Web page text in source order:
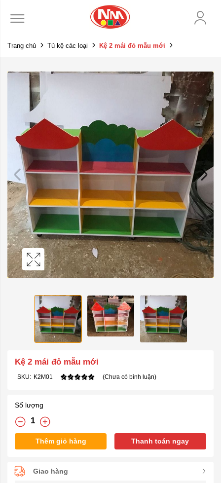
Trang chủ Tủ kệ các loại Kệ 2 mái đỏ mẫu mới
Kệ 2 mái đỏ mẫu mới
SKU: K2M01 (Chưa có bình luận)
Số lượng
Thêm giỏ hàng Thanh toán ngay
Giao hàng